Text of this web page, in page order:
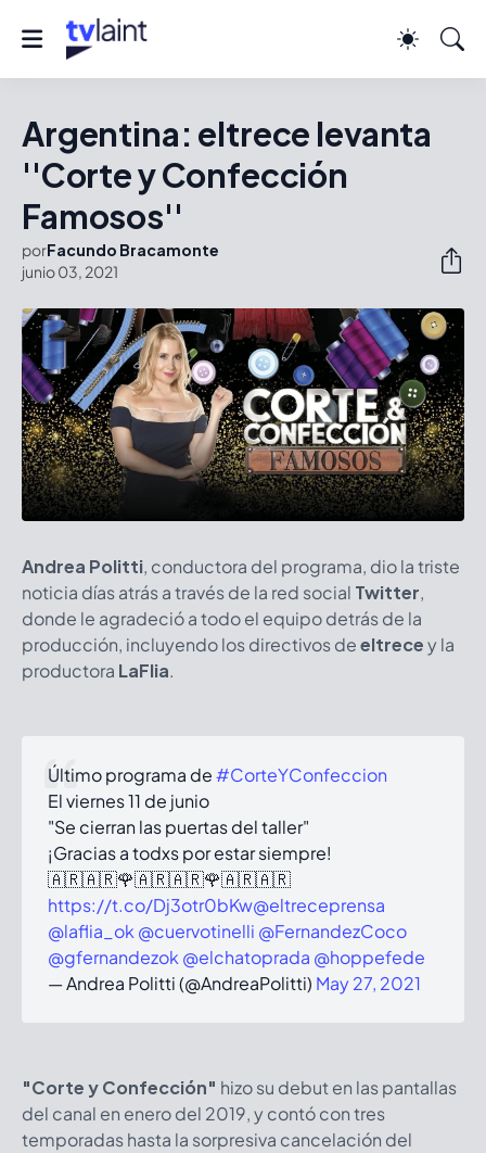
Argentina: eltrece levanta
''Corte y Confección
Famosos''
porFacundo Bracamonte
junio 03, 2021
Andrea Politti, conductora del programa, dio la triste
noticia días atrás a través de la red social Twitter,
donde le agradeció a todo el equipo detrás de la
producción, incluyendo los directivos deeltrecey la
productora LaFlia.
Último programa de#CorteYConfeccion
El viernes 11 de junio
"Se cierran las puertas del taller"
¡Gracias a todxs por estar siempre!
🇦🇷🇦🇷🌹🇦🇷🇦🇷🌹🇦🇷🇦🇷
https://t.co/Dj3otr0bKw@eltreceprensa
@laflia_ok@cuervotinelli @FernandezCoco
@gfernandezok@elchatoprada @hoppefede
— Andrea Politti (@AndreaPolitti) May 27, 2021
"Corte y Confección" hizo su debut en las pantallas
del canal en enero del 2019, y contó con tres
temporadas hasta la sorpresiva cancelación del